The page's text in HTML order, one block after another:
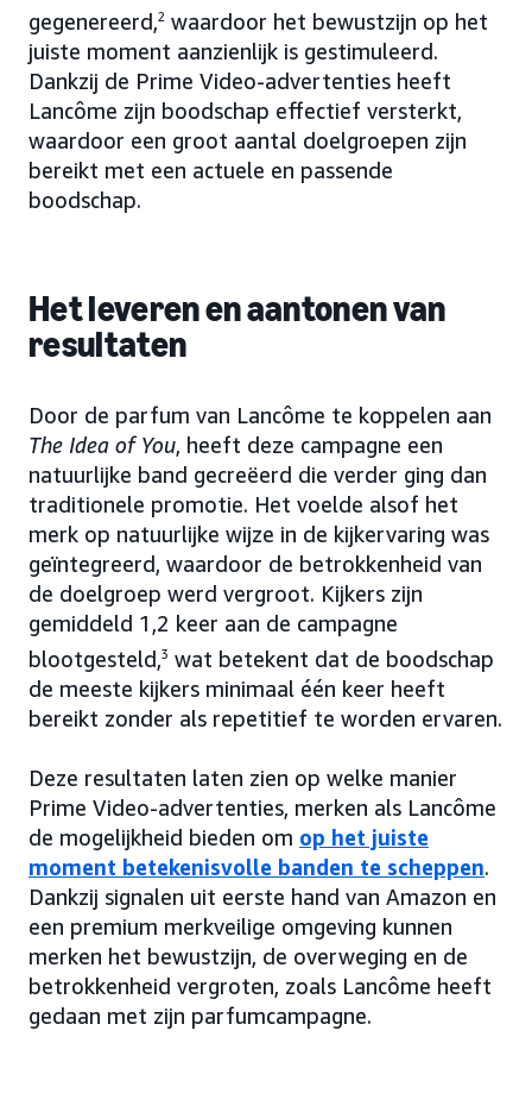
gegenereerd,2 waardoor het bewustzijn op het
juiste moment aanzienlijk is gestimuleerd.
Dankzij de Prime Video-advertenties heeft
Lancôme zijn boodschap effectief versterkt,
waardoor een groot aantal doelgroepen zijn
bereikt met een actuele en passende
boodschap.
Het leveren en aantonen van
resultaten
Door de parfum van Lancôme te koppelen aan
The Idea of You, heeft deze campagne een
natuurlijke band gecreëerd die verder ging dan
traditionele promotie. Het voelde alsof het
merk op natuurlijke wijze in de kijkervaring was
geïntegreerd, waardoor de betrokkenheid van
de doelgroep werd vergroot. Kijkers zijn
gemiddeld 1,2 keer aan de campagne
blootgesteld,3 wat betekent dat de boodschap
de meeste kijkers minimaal één keer heeft
bereikt zonder als repetitief te worden ervaren.
Deze resultaten laten zien op welke manier
Prime Video-advertenties, merken als Lancôme
de mogelijkheid bieden om op het juiste
moment betekenisvolle banden te scheppen.
Dankzij signalen uit eerste hand van Amazon en
een premium merkveilige omgeving kunnen
merken het bewustzijn, de overweging en de
betrokkenheid vergroten, zoals Lancôme heeft
gedaan met zijn parfumcampagne.